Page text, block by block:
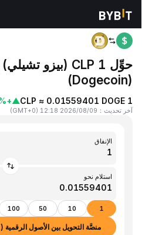
المنزٍل CLP to DOGE
(Dogecoin)
1 CLP ≈ 0.01559401 DOGE
▲
+0.30%
آخر تحديث：
2026/08/09 12:18
(
GMT+0
)
الإنفاق
استلام نحو
1
10
50
100
منصَّة التحويل بين الأصول الرقمية (Convert) CLP to DOGE